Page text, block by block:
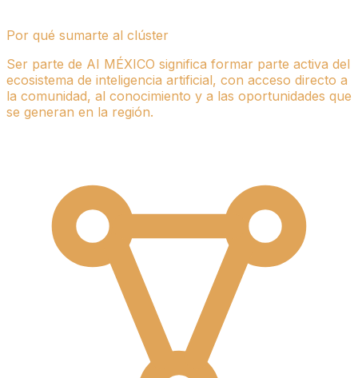
Por qué sumarte al clúster
Ser parte de AI MÉXICO significa formar parte activa del
ecosistema de inteligencia artificial, con acceso directo a
la comunidad, al conocimiento y a las oportunidades que
se generan en la región.